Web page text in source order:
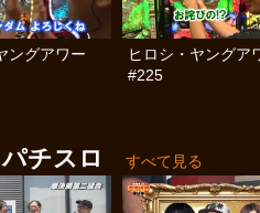
ングアワー
ヒロシ・ヤングア
#225
チスロ すべて見る